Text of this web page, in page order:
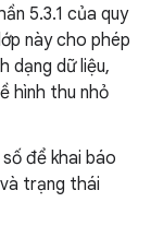
5.3.1 của quy
này cho phép
dạng dữ liệu,
hình thu nhỏ
để khai báo
trạng thái